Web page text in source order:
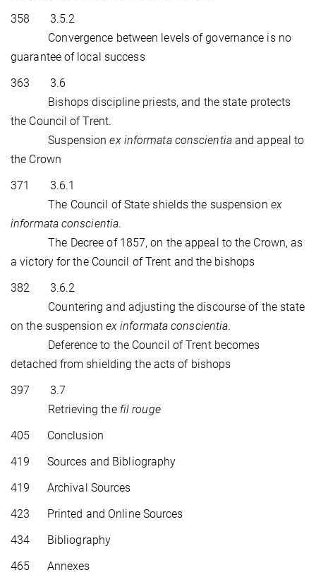
358 3.5.2
Convergence between levels of governance is no
guarantee of local success
363 3.6
Bishops discipline priests, and the state protects
the Council of Trent.
Suspension ex informata conscientiaand appeal to
the Crown
371 3.6.1
The Council of State shields the suspension ex
informata conscientia.
The Decree of 1857, on the appeal to the Crown, as
a victory for the Council of Trent and the bishops
382 3.6.2
Countering and adjusting the discourse of the state
on the suspension ex informata conscientia.
Deference to the Council of Trent becomes
detached from shielding the acts of bishops
397 3.7
Retrieving the fil rouge
405 Conclusion
419 Sources and Bibliography
419 Archival Sources
423 Printed and Online Sources
434 Bibliography
465 Annexes